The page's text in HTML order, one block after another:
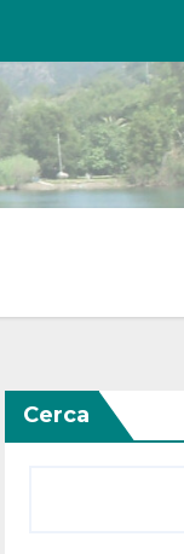
Cerca